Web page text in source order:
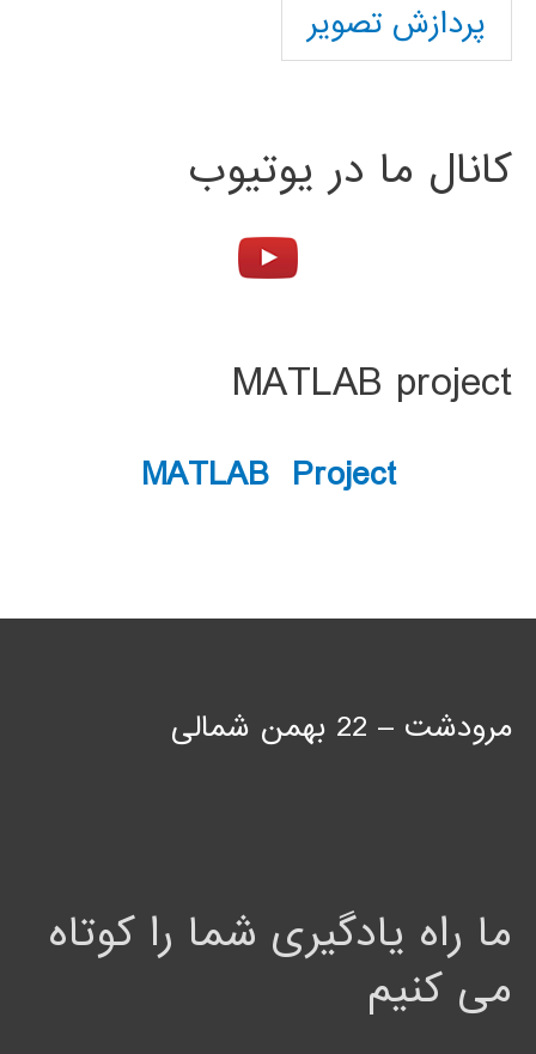
پردازش تصویر
کانال ما در یوتیوب
MATLAB project
MATLAB Project
مرودشت – 22 بهمن شمالی
ما راه یادگیری شما را کوتاه
می کنیم